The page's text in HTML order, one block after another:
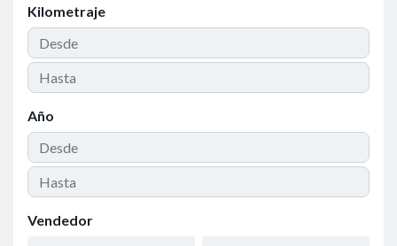
Kilometraje
Año
Vendedor